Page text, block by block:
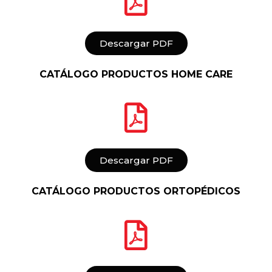
Descargar PDF
CATÁLOGO PRODUCTOS HOME CARE
Descargar PDF
CATÁLOGO PRODUCTOS ORTOPÉDICOS